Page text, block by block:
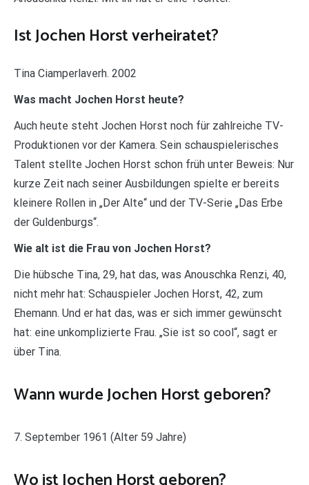
Ist Jochen Horst verheiratet?
Tina Ciamperlaverh. 2002
Was macht Jochen Horst heute?
Auch heute steht Jochen Horst noch für zahlreiche TV-
Produktionen vor der Kamera. Sein schauspielerisches
Talent stellte Jochen Horst schon früh unter Beweis: Nur
kurze Zeit nach seiner Ausbildungen spielte er bereits
kleinere Rollen in „Der Alte“ und der TV-Serie „Das Erbe
der Guldenburgs“.
Wie alt ist die Frau von Jochen Horst?
Die hübsche Tina, 29, hat das, was Anouschka Renzi, 40,
nicht mehr hat: Schauspieler Jochen Horst, 42, zum
Ehemann. Und er hat das, was er sich immer gewünscht
hat: eine unkomplizierte Frau. „Sie ist so cool“, sagt er
über Tina.
Wann wurde Jochen Horst geboren?
7. September 1961 (Alter 59 Jahre)